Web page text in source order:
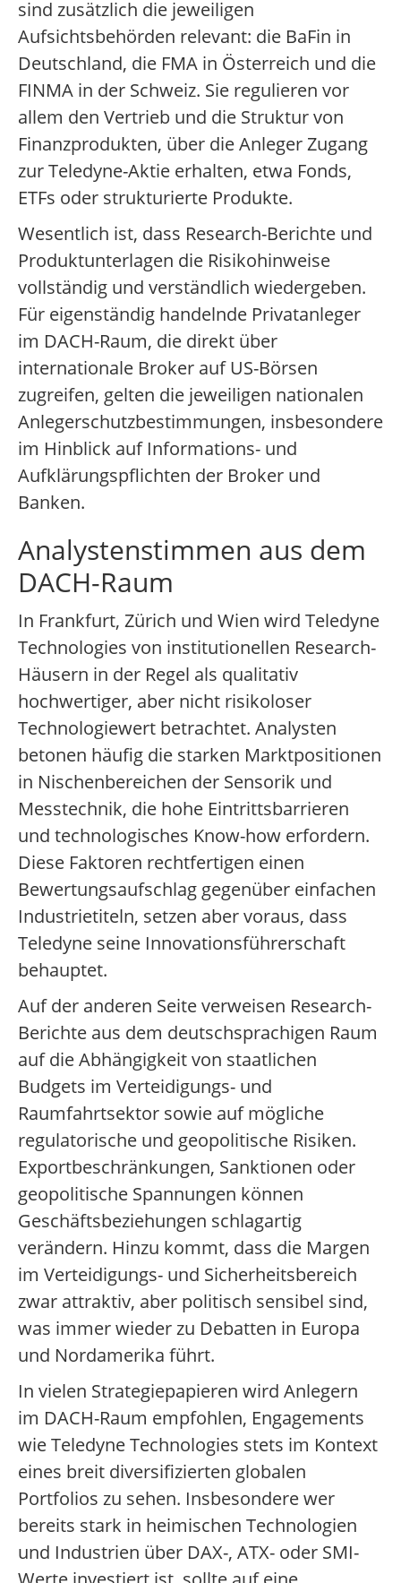
sind zusätzlich die jeweiligen
Aufsichtsbehörden relevant: die BaFin in
Deutschland, die FMA in Österreich und die
FINMA in der Schweiz. Sie regulieren vor
allem den Vertrieb und die Struktur von
Finanzprodukten, über die Anleger Zugang
zur Teledyne-Aktie erhalten, etwa Fonds,
ETFs oder strukturierte Produkte.
Wesentlich ist, dass Research-Berichte und
Produktunterlagen die Risikohinweise
vollständig und verständlich wiedergeben.
Für eigenständig handelnde Privatanleger
im DACH-Raum, die direkt über
internationale Broker auf US-Börsen
zugreifen, gelten die jeweiligen nationalen
Anlegerschutzbestimmungen, insbesondere
im Hinblick auf Informations- und
Aufklärungspflichten der Broker und
Banken.
Analystenstimmen aus dem
DACH-Raum
In Frankfurt, Zürich und Wien wird Teledyne
Technologies von institutionellen Research-
Häusern in der Regel als qualitativ
hochwertiger, aber nicht risikoloser
Technologiewert betrachtet. Analysten
betonen häufig die starken Marktpositionen
in Nischenbereichen der Sensorik und
Messtechnik, die hohe Eintrittsbarrieren
und technologisches Know-how erfordern.
Diese Faktoren rechtfertigen einen
Bewertungsaufschlag gegenüber einfachen
Industrietiteln, setzen aber voraus, dass
Teledyne seine Innovationsführerschaft
behauptet.
Auf der anderen Seite verweisen Research-
Berichte aus dem deutschsprachigen Raum
auf die Abhängigkeit von staatlichen
Budgets im Verteidigungs- und
Raumfahrtsektor sowie auf mögliche
regulatorische und geopolitische Risiken.
Exportbeschränkungen, Sanktionen oder
geopolitische Spannungen können
Geschäftsbeziehungen schlagartig
verändern. Hinzu kommt, dass die Margen
im Verteidigungs- und Sicherheitsbereich
zwar attraktiv, aber politisch sensibel sind,
was immer wieder zu Debatten in Europa
und Nordamerika führt.
In vielen Strategiepapieren wird Anlegern
im DACH-Raum empfohlen, Engagements
wie Teledyne Technologies stets im Kontext
eines breit diversifizierten globalen
Portfolios zu sehen. Insbesondere wer
bereits stark in heimischen Technologien
und Industrien über DAX-, ATX- oder SMI-